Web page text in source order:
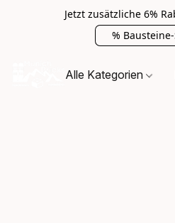
Jetzt zusätzliche 6%
%
Alle Kategorien